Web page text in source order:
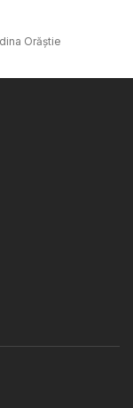
Orăştie